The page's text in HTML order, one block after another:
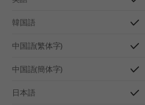
韓国語
中国語(繁体字)
中国語(簡体字)
日本語